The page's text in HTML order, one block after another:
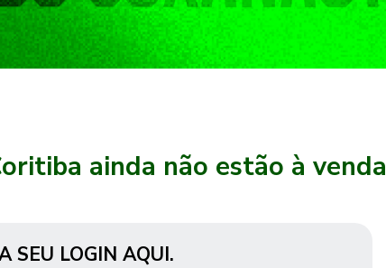
ainda não estão à venda
SEU LOGIN AQUI.